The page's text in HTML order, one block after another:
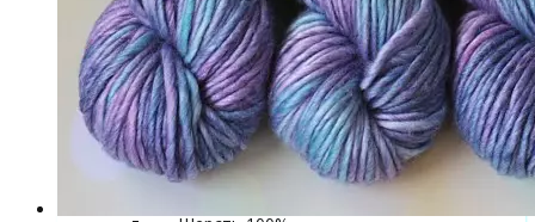
superwash 20% нейлон
↘ Sock, 75% Меринос 25% Нейлон,
300м/100г
- Хлопок
- Шелк+
↘ Cleo 50% шелк 50% меринос
600м/100гНовинка!
↘ Бурет, 100% буретный шелк,